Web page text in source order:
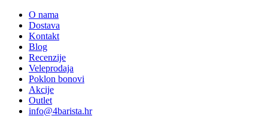
O nama
Dostava
Kontakt
Blog
Recenzije
Veleprodaja
Poklon bonovi
Akcije
Outlet
info@4barista.hr